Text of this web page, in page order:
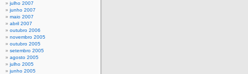
julho 2007
junho 2007
maio 2007
abril 2007
outubro 2006
novembro 2005
outubro 2005
setembro 2005
agosto 2005
julho 2005
junho 2005